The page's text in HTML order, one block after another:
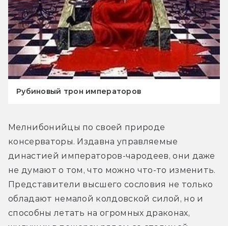
Рубиновый трон императоров
Мелнибонийцы по своей природе
консерваторы. Издавна управляемые
династией императоров-чародеев, они даже
не думают о том, что можно что-то изменить.
Представители высшего сословия не только
обладают немалой колдовской силой, но и
способны летать на огромных драконах,